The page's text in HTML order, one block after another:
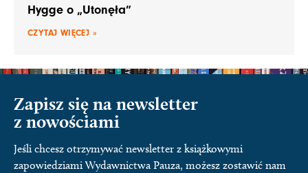
Hygge o „Utonęła”
CZYTAJ WIĘCEJ »
Zapisz się na newsletter
z nowościami
Jeśli chcesz otrzymywać newsletter z książkowymi
zapowiedziami Wydawnictwa Pauza, możesz zostawić nam